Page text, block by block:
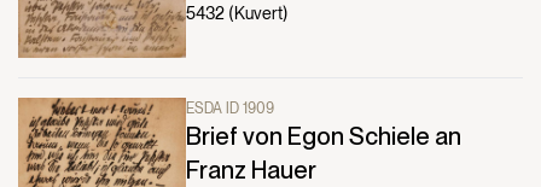
5432 (Kuvert)
ESDA ID 1909
Brief von Egon Schiele an
Franz Hauer